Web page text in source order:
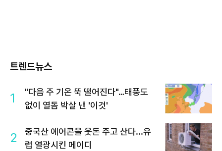
트렌드뉴스
1
"다음 주 기온 뚝 떨어진다"…태풍도
없이 열돔 박살 낸 '이것'
2
중국산 에어콘을 웃돈 주고 산다...유
럽 열광시킨 메이디